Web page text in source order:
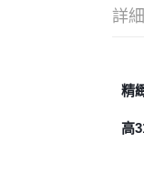
詳
精
高